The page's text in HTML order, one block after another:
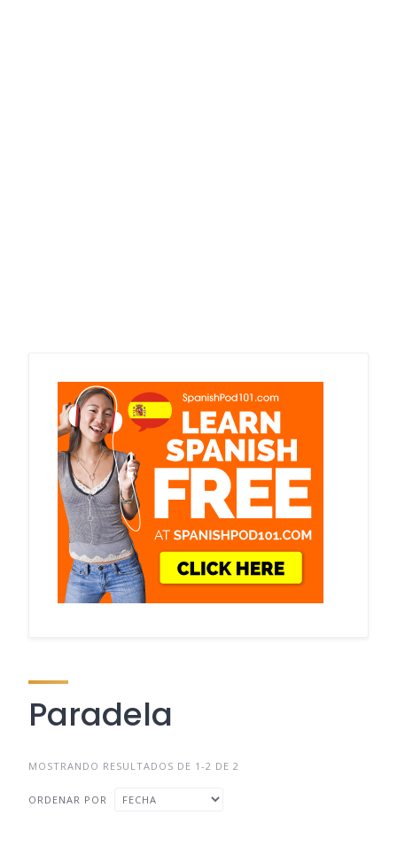
Paradela
MOSTRANDO RESULTADOS DE 1-2 DE 2
ORDENAR POR